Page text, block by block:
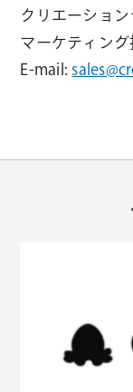
クリエーショ
マーケティン
E-mail: